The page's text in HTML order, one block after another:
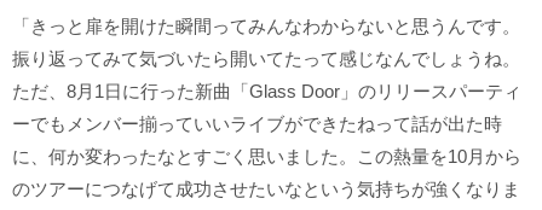
「きっと扉を開けた瞬間ってみんなわからないと思うんです。
振り返ってみて気づいたら開いてたって感じなんでしょうね。
ただ、8月 1 日に行った新曲「Glass Door 」のリリースパーティ
ーでもメンバー揃っていいライブができたねって話が出た時
に、何か変わったなとすごく思いました。この熱量を10月から
のツアーにつなげて成功させたいなという気持ちが強くなりま